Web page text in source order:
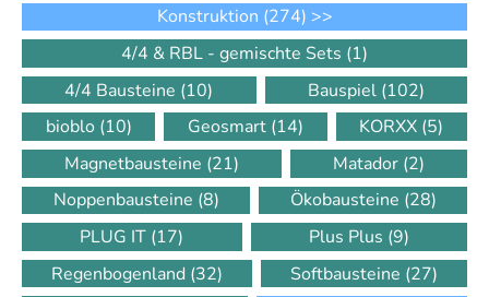
Konstruktion (274) >>
4/4 & RBL - gemischte Sets (1)
4/4 Bausteine (10) Bauspiel (102)
bioblo (10) Geosmart (14) KORXX (5)
Magnetbausteine (21) Matador (2)
Noppenbausteine (8) Ökobausteine (28)
PLUG IT (17) Plus Plus (9)
Regenbogenland (32) Softbausteine (27)